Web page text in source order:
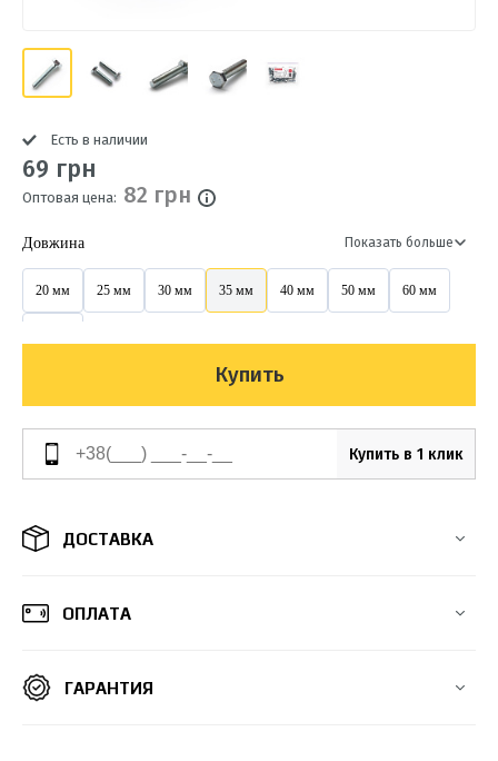
Есть в наличии
69 грн
Оптовая цена: 82 грн
Довжина Показать больше
20 мм 25 мм 30 мм 35 мм 40 мм 50 мм 60 мм
Купить
Купить в 1 клик
ДОСТАВКА
ОПЛАТА
ГАРАНТИЯ